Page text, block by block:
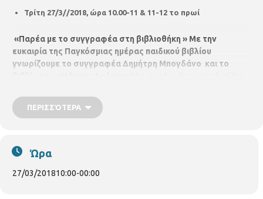
Τρίτη 27/3//2018, ώρα 10.00-11 & 11-12 το πρωί
«Παρέα με το συγγραφέα στη βιβλιοθήκη » Με την
ευκαιρία της Παγκόσμιας ημέρας παιδικού βιβλίου
γνωρίζουμε το συγγραφέα Δημήτρη Μπογδάνο και το
πράσινο με λέπια σαν του φιδιού, κοντόχοντρα πόδια με νύχια
γαμψά και από το στόμα του, που ήταν γεμάτο κοφτερά
φοβέριζε τα μικρότερα πλάσματα και τα ανάγκαζε......
εκδόσεις «Μεταίχμιο»
ΠΕΡΙΣΣΌΤΕΡΑ
Ώρα
27/03/201810:00-00:00